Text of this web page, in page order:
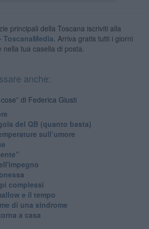
principali della Toscana iscriviti alla
ToscanaMedia. Arriva gratis tutti i giorni
tua casella di posta.
anche:
di Federica Giusti
del QB (quanto basta)
sull’umore
complessi
e il tempo
di una sindrome
a casa